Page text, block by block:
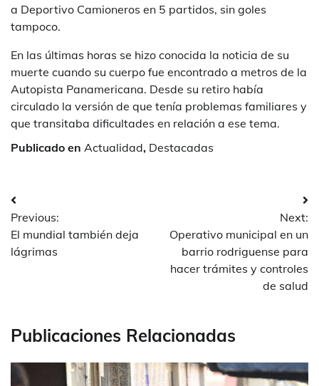
a Deportivo Camioneros en 5 partidos, sin goles
tampoco.
En las últimas horas se hizo conocida la noticia de su
muerte cuando su cuerpo fue encontrado a metros de la
Autopista Panamericana. Desde su retiro había
circulado la versión de que tenía problemas familiares y
que transitaba dificultades en relación a ese tema.
Publicado en Actualidad, Destacadas
Navegación
de
entradas
Previous:
El mundial también deja
lágrimas
Next:
Operativo municipal en un
barrio rodriguense para
hacer trámites y controles
de salud
Publicaciones Relacionadas